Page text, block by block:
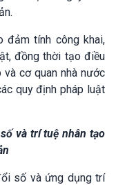
đảm tính công khai,
đồng thời tạo điều
cơ quan nhà nước
quy định pháp luật
và trí tuệ nhân tạo
số và ứng dụng trí